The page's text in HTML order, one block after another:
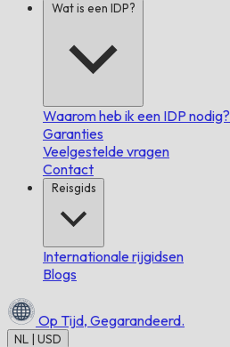
Wat is een IDP?
Waarom heb ik een IDP nodig?
Garanties
Veelgestelde vragen
Contact
Reisgids
Internationale rijgidsen
Blogs
Op Tijd, Gegarandeerd.
NL | USD